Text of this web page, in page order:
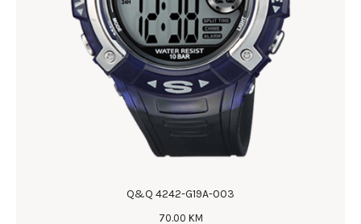
Q&Q 4242-G19A-003
70.00 KM